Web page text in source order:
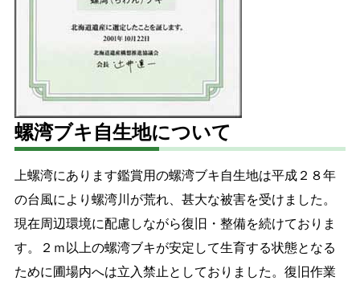
螺湾ブキ自生地について
上螺湾にあります鑑賞用の螺湾ブキ自生地は平成２８年
の台風により螺湾川が荒れ、甚大な被害を受けました。
現在周辺環境に配慮しながら復旧・整備を続けておりま
す。２ｍ以上の螺湾ブキが安定して生育する状態となる
ために圃場内へは立入禁止としておりました。復旧作業